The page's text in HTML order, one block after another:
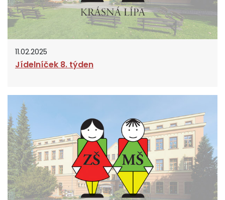
11.02.2025
Jídelníček 8. týden